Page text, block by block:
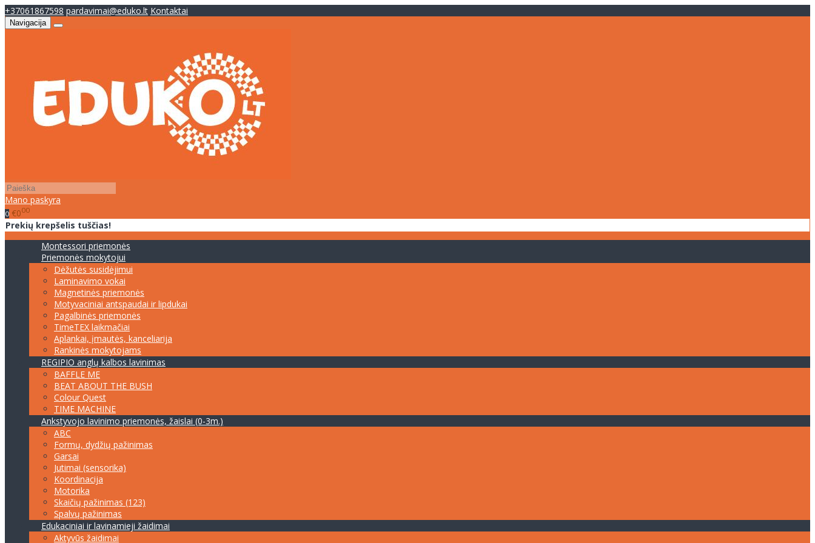
+37061867598 pardavimai@eduko.lt Kontaktai
Navigacija
Mano paskyra
0 €000
Prekių krepšelis tuščias!
Montessori priemonės
Priemonės mokytojui
Dėžutės susidėjimui
Laminavimo vokai
Magnetinės priemonės
Motyvaciniai antspaudai ir lipdukai
Pagalbinės priemonės
TimeTEX laikmačiai
Aplankai, įmautės, kanceliarija
Rankinės mokytojams
REGIPIO anglų kalbos lavinimas
BAFFLE ME
BEAT ABOUT THE BUSH
Colour Quest
TIME MACHINE
Ankstyvojo lavinimo priemonės, žaislai (0-3m.)
ABC
Formų, dydžių pažinimas
Garsai
Jutimai (sensorika)
Koordinacija
Motorika
Skaičių pažinimas (123)
Spalvų pažinimas
Edukaciniai ir lavinamieji žaidimai
Aktyvūs žaidimai